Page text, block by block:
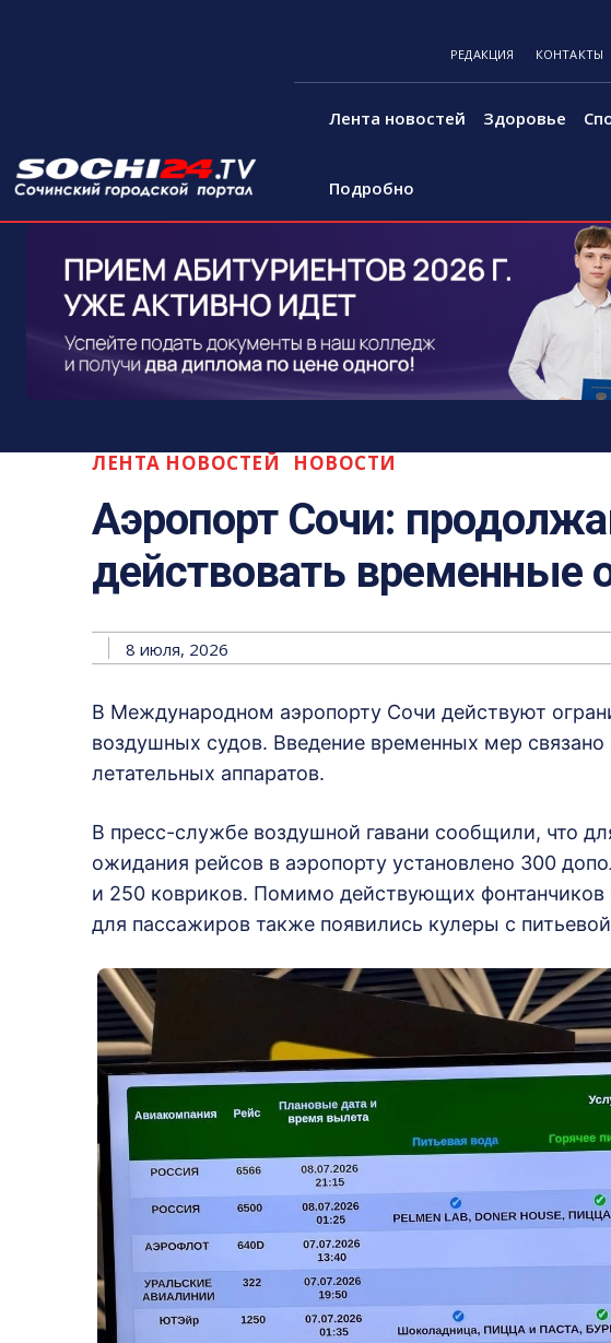
РЕДАКЦИЯ КОНТАКТЫ
Лента новостей Здоровье
Подробно
ЛЕНТА НОВОСТЕЙ НОВОСТИ
Аэропорт Сочи:
действовать временные
8 июля, 2026
В Международном аэропорту Сочи действуют
воздушных судов. Введение временных мер связано
летательных аппаратов.
В пресс-службе воздушной гавани сообщили, что
ожидания рейсов в аэропорту установлено 300
и 250 ковриков. Помимо действующих фонтанчиков
для пассажиров также появились кулеры с